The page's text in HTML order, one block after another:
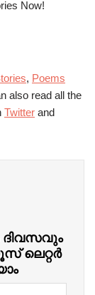
Now!
, Poems
also read all the
Twitter and
ലെറ്റർ